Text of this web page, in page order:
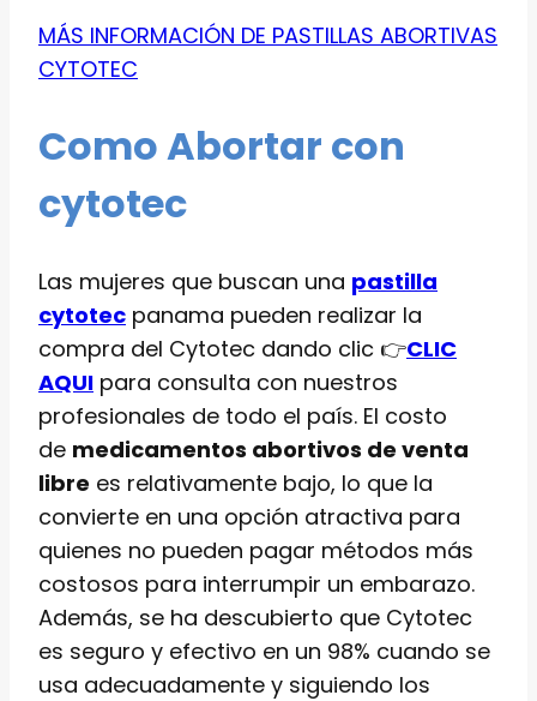
MÁS INFORMACIÓN DE PASTILLAS ABORTIVAS
CYTOTEC
Como Abortar con
cytotec
Las mujeres que buscan una pastilla
cytotec panama pueden realizar la
compra del Cytotec dando clic 👉CLIC
AQUI para consulta con nuestros
profesionales de todo el país. El costo
de medicamentos abortivos de venta
libre es relativamente bajo, lo que la
convierte en una opción atractiva para
quienes no pueden pagar métodos más
costosos para interrumpir un embarazo.
Además, se ha descubierto que Cytotec
es seguro y efectivo en un 98% cuando se
usa adecuadamente y siguiendo los